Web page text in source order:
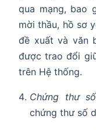
qua mạng, bao
mời thầu, hồ sơ
đề xuất và văn
được trao đổi
trên Hệ thống.
Chứng thư số
chứng thư số